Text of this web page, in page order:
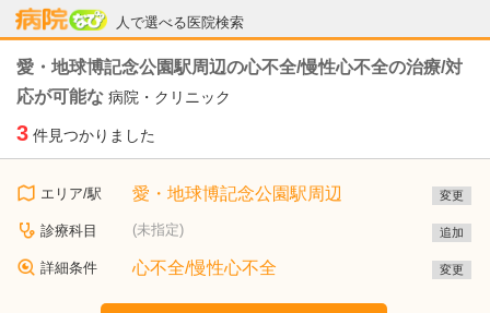
人で選べる医院検索
病院なび
愛・地球博記念公園駅周辺の心不全/慢性心不全の治療/対
応が可能な 病院・クリニック
3 件見つかりました
エリア/駅 愛・地球博記念公園駅周辺 変更
診療科目 (未指定) 追加
詳細条件 心不全/慢性心不全 変更